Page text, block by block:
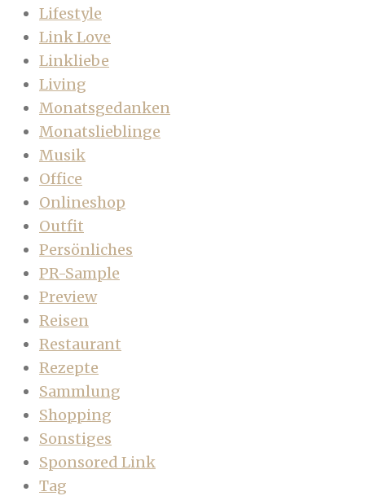
Lifestyle
Link Love
Linkliebe
Living
Monatsgedanken
Monatslieblinge
Musik
Office
Onlineshop
Outfit
Persönliches
PR-Sample
Preview
Reisen
Restaurant
Rezepte
Sammlung
Shopping
Sonstiges
Sponsored Link
Tag